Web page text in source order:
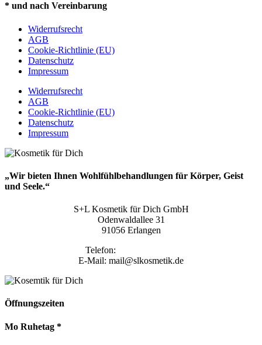
* und nach Vereinbarung
Widerrufsrecht
AGB
Cookie-Richtlinie (EU)
Datenschutz
Impressum
Widerrufsrecht
AGB
Cookie-Richtlinie (EU)
Datenschutz
Impressum
„Wir bieten Ihnen Wohlfühlbehandlungen für Körper, Geist
und Seele.“
S+L Kosmetik für Dich GmbH
Odenwaldallee 31
91056 Erlangen
Telefon:
E-Mail: mail@slkosmetik.de
Öffnungszeiten
Mo Ruhetag *